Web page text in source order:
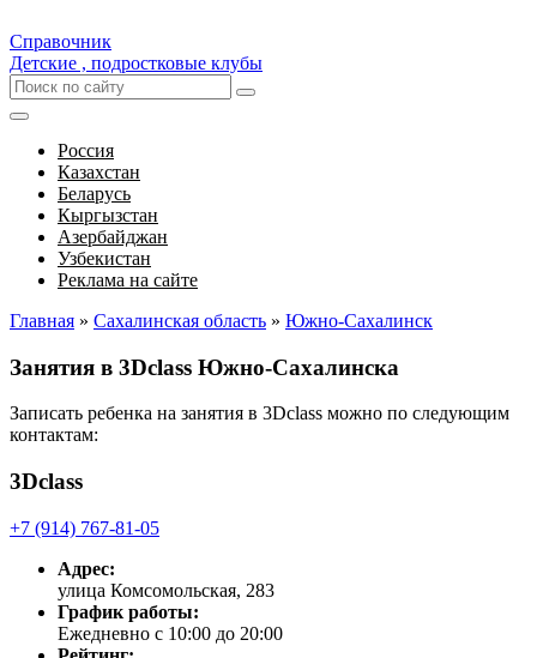
Справочник
Детские , подростковые клубы
Россия
Казахстан
Беларусь
Кыргызстан
Азербайджан
Узбекистан
Реклама на сайте
Главная » Сахалинская область » Южно-Сахалинск
Занятия в 3Dclass Южно-Сахалинска
Записать ребенка на занятия в 3Dclass можно по следующим
контактам:
3Dclass
+7 (914) 767-81-05
Адрес:
улица Комсомольская, 283
График работы:
Ежедневно с 10:00 до 20:00